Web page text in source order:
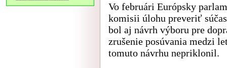
Vo februári Európsky
komisii úlohu preveriť
bol aj návrh výboru pre
zrušenie posúvania medzi
tomuto návrhu nepriklonil.